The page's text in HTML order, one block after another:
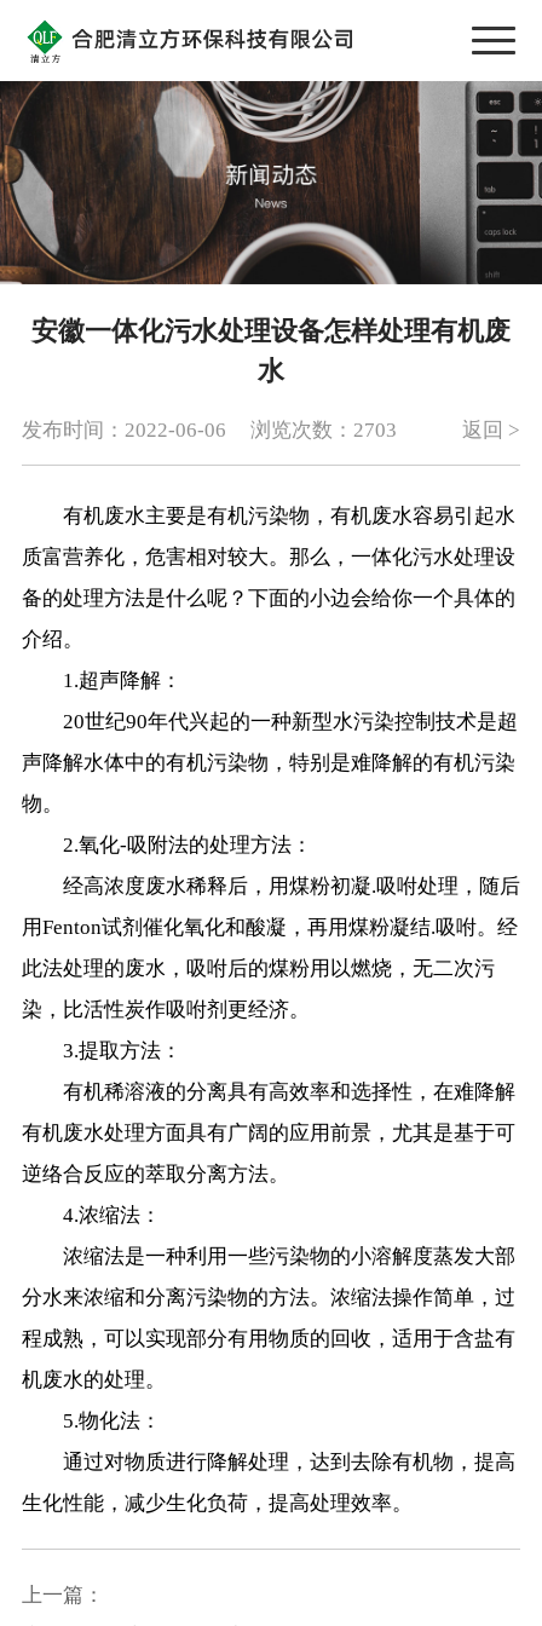
安徽一体化污水处理设备怎样处理有机废
水
发布时间：2022-06-06 浏览次数：2703 返回 >
有机废水主要是有机污染物，有机废水容易引起水
质富营养化，危害相对较大。那么，一体化污水处理设
备的处理方法是什么呢？下面的小边会给你一个具体的
介绍。
1.超声降解：
20世纪90年代兴起的一种新型水污染控制技术是超
声降解水体中的有机污染物，特别是难降解的有机污染
物。
2.氧化-吸附法的处理方法：
经高浓度废水稀释后，用煤粉初凝.吸咐处理，随后
用Fenton试剂催化氧化和酸凝，再用煤粉凝结.吸咐。经
此法处理的废水，吸咐后的煤粉用以燃烧，无二次污
染，比活性炭作吸咐剂更经济。
3.提取方法：
有机稀溶液的分离具有高效率和选择性，在难降解
有机废水处理方面具有广阔的应用前景，尤其是基于可
逆络合反应的萃取分离方法。
4.浓缩法：
浓缩法是一种利用一些污染物的小溶解度蒸发大部
分水来浓缩和分离污染物的方法。浓缩法操作简单，过
程成熟，可以实现部分有用物质的回收，适用于含盐有
机废水的处理。
5.物化法：
通过对物质进行降解处理，达到去除有机物，提高
生化性能，减少生化负荷，提高处理效率。
上一篇：